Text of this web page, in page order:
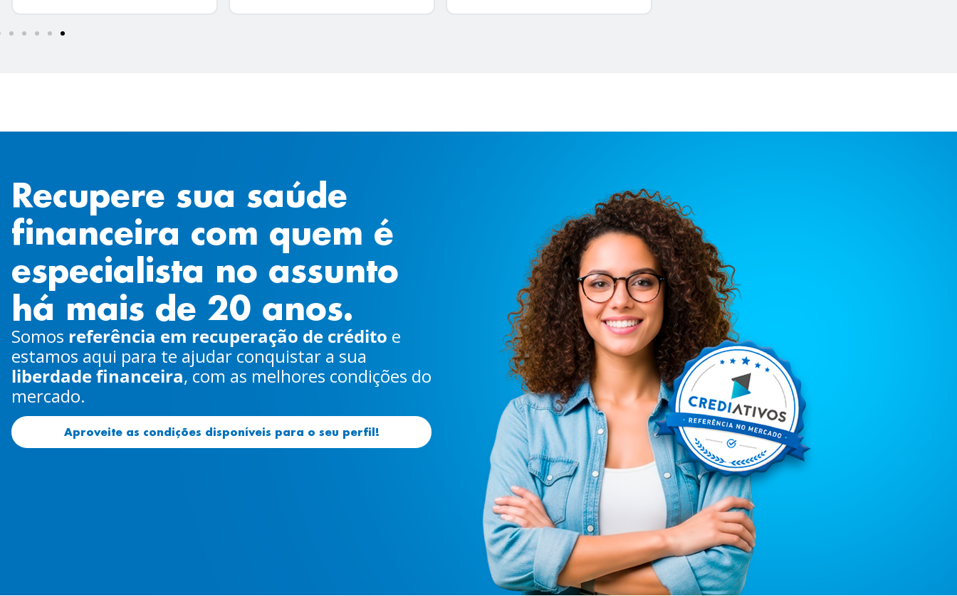
Recupere sua saúde
financeira com quem é
especialista no assunto
há mais de 20 anos.
Somos referência em recuperação de crédito e
estamos aqui para te ajudar conquistar a sua
liberdade financeira, com as melhores condições do
mercado.
Aproveite as condições disponíveis para o seu perfil!